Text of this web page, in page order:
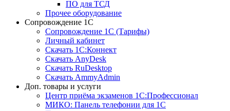
ПО для ТСД
Прочее оборудование
Сопровождение 1С
Сопровождение 1С (Тарифы)
Личный кабинет
Скачать 1С:Коннект
Скачать AnyDesk
Скачать RuDesktop
Скачать AmmyAdmin
Доп. товары и услуги
Центр приёма экзаменов 1С:Профессионал
МИКО: Панель телефонии для 1С